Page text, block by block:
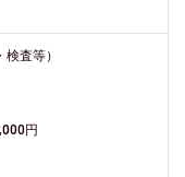
査等）
円